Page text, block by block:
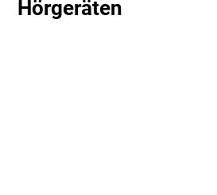
Hörgeräten